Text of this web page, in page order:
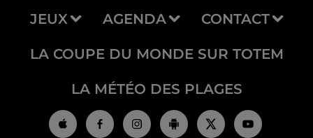
JEUX AGENDA CONTACT
LA COUPE DU MONDE SUR TOTEM
LA MÉTÉO DES PLAGES